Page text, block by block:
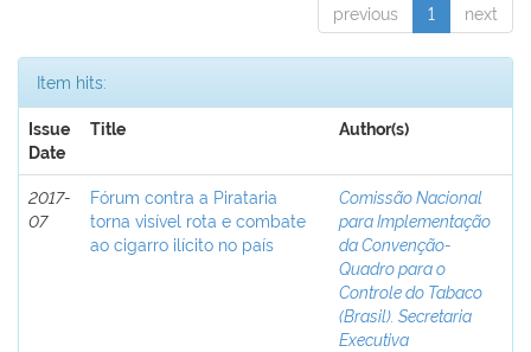
previous 1 next
Item hits:
Issue
Date
Title Author(s)
2017-
07
Fórum contra a Pirataria
torna visível rota e combate
ao cigarro ilícito no país
Comissão Nacional
para Implementação
da Convenção-
Quadro para o
Controle do Tabaco
(Brasil). Secretaria
Executiva